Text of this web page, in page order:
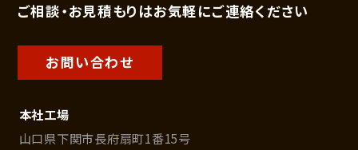
関する予防措置を講ずることにより、個
人情報の安全性、正確性の確保を図り
ます。また、万が一、問題が発生した場
合には、被害の拡大防止に努め、速やか
ご相談・お見積もりはお気軽にご連絡ください
お問い合わせ
本社工場
山口県下関市長府扇町1番15号